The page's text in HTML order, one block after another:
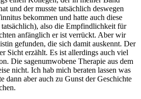
und der musste tatsächlich deswegen
bekommen und hatte auch diese
also die Empfindlichkeit für
anfänglich er ist verrückt. Aber wir
gefunden, die sich damit auskennt. Der
Sicht erzählt. Es ist allerdings auch viel
Die sagenumwobene Therapie aus dem
nicht. Ich hab mich beraten lassen was
dann aber auch zu Gunst der Geschichte